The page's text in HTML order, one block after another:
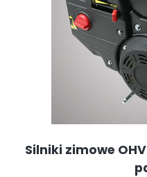
Silniki zimowe